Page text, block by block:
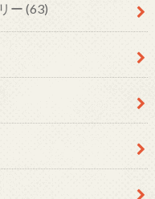
ー (63)